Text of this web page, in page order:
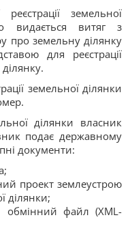
земельної
видається витяг з
про земельну ділянку
для реєстрації
земельної ділянки
ділянки власник
подає державному
документи:
проект землеустрою
ділянки;
обмінний файл (XML-